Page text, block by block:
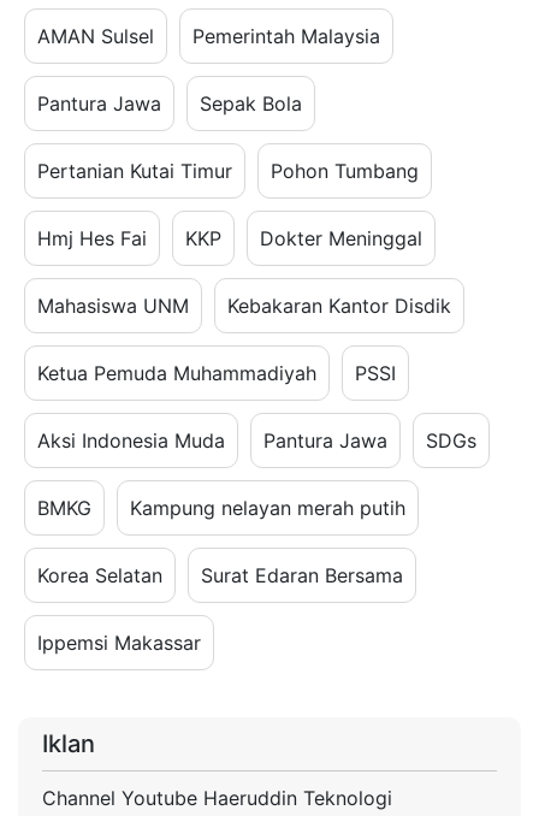
AMAN Sulsel Pemerintah Malaysia
Pantura Jawa Sepak Bola
Pertanian Kutai Timur Pohon Tumbang
Hmj Hes Fai KKP Dokter Meninggal
Mahasiswa UNM Kebakaran Kantor Disdik
Ketua Pemuda Muhammadiyah PSSI
Aksi Indonesia Muda Pantura Jawa SDGs
BMKG Kampung nelayan merah putih
Korea Selatan Surat Edaran Bersama
Ippemsi Makassar
Iklan
Channel Youtube Haeruddin Teknologi